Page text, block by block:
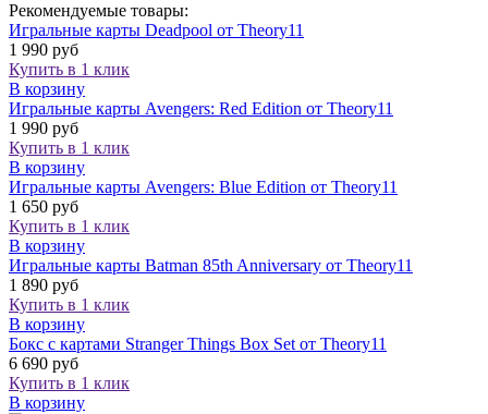
Рекомендуемые товары:
Игральные карты Deadpool от Theory11
1 990 руб
Купить в 1 клик
В корзину
Игральные карты Avengers: Red Edition от Theory11
1 990 руб
Купить в 1 клик
В корзину
Игральные карты Avengers: Blue Edition от Theory11
1 650 руб
Купить в 1 клик
В корзину
Игральные карты Batman 85th Anniversary от Theory11
1 890 руб
Купить в 1 клик
В корзину
Бокс с картами Stranger Things Box Set от Theory11
6 690 руб
Купить в 1 клик
В корзину